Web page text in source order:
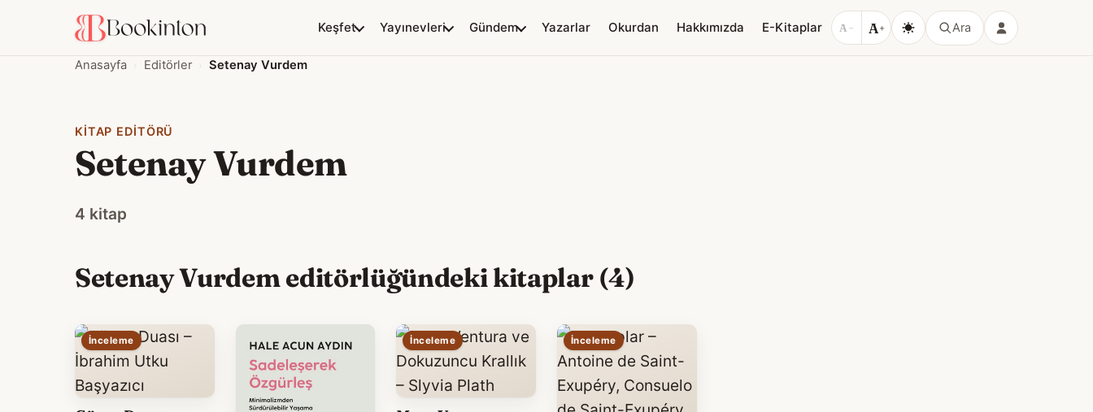
Keşfet Yayınevleri Gündem Yazarlar Okurdan Hakkımızda E-Kitaplar A − A+ Ara
Anasayfa Editörler Setenay Vurdem
KITAP EDITÖRÜ
Setenay Vurdem
4 kitap
Setenay Vurdem editörlüğündeki kitaplar (4)
İnceleme İnceleme İnceleme